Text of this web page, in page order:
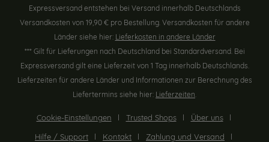
Expressversand entstehen bei Versand innerhalb Deutschlands
Versandkosten von 19,90 € pro Bestellung. Versandkosten für andere
Länder siehe hier: Lieferkosten in andere Länder
*** Gilt für Lieferungen nach Deutschland bei Standardversand. Bei
Expressversand gilt eine Lieferzeit von 1 Tag innerhalb Deutschlands.
Lieferzeiten für andere Länder und Informationen zur Berechnung des
Liefertermins siehe hier: Lieferzeiten
Cookie-Einstellungen Trusted Shops
Über uns
Hilfe / Support
Kontakt
Zahlung und Versand